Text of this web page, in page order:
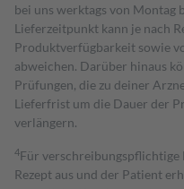
bei uns werktags von Montag
Lieferzeitpunkt kann je nach
Produktverfügbarkeit sowie
abweichen. Darüber hinaus
Prüfungen, die zu deiner
Lieferfrist um die Dauer der
verlängern.
4Für
Rezept aus und der Patient